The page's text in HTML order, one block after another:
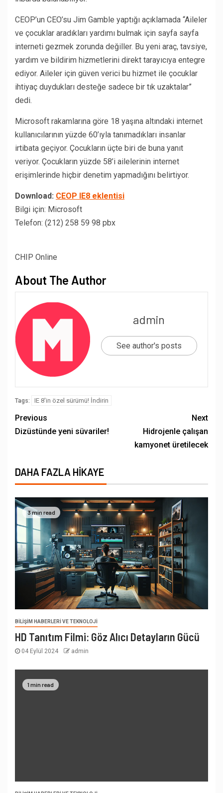
CEOP’un CEO’su Jim Gamble yaptığı açıklamada “Aileler
ve çocuklar aradıkları yardımı bulmak için sayfa sayfa
interneti gezmek zorunda değiller. Bu yeni araç, tavsiye,
yardım ve bildirim hizmetlerini direkt tarayıcıya entegre
ediyor. Aileler için güven verici bu hizmet ile çocuklar
ihtiyaç duydukları desteğe sadece bir tık uzaktalar”
dedi.
Microsoft rakamlarına göre 18 yaşına altındaki internet
kullanıcılarının yüzde 60’ıyla tanımadıkları insanlar
irtibata geçiyor. Çocukların üçte biri de buna yanıt
veriyor. Çocukların yüzde 58’i ailelerinin internet
erişimlerinde hiçbir denetim yapmadığını belirtiyor.
Download: CEOP IE8 eklentisi
Bilgi için: Microsoft
Telefon: (212) 258 59 98 pbx
CHIP Online
About The Author
admin
See author's posts
Tags: IE 8'in özel sürümü! İndirin
Previous
Dizüstünde yeni süvariler!
Next
Hidrojenle çalışan
kamyonet üretilecek
DAHA FAZLA HIKAYE
3 min read
BILIŞIM HABERLERI VE TEKNOLOJI
HD Tanıtım Filmi: Göz Alıcı Detayların Gücü
04 Eylül 2024 admin
1 min read